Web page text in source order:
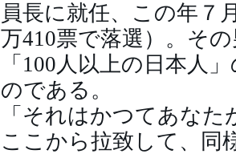
員長に就任、この年７
万410票で落選）。そ
「100人以上の日本人
のである。
「それはかつてあな
ここから拉致して、同